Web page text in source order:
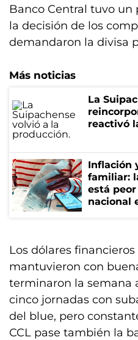
Banco Central tuvo
la decisión de los
demandaron la divisa
Más noticias
La
reactivó
Inflación
familiar:
está
nacional
Los dólares
mantuvieron con
terminaron la semana
cinco jornadas con
del blue, pero
CCL pase también la